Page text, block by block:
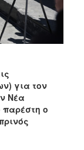
για τον
Νέα
ο